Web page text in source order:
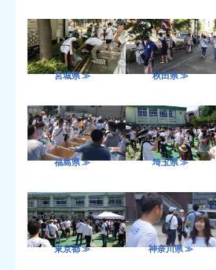
宮城県 ≫ 秋田県 ≫
福島県 ≫ 埼玉県 ≫
東京都 ≫ 神奈川県 ≫